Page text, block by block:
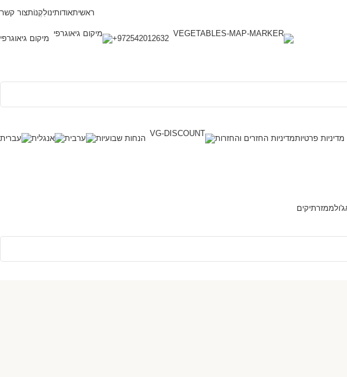
ראשיתאודותינולִקְנוֹתצור קשר
972542012632+ מיקום גיאוגרפי
מדיניות פרטיותמדיניות החזרים והחזרות הנחות שבועיות
ממזרתיקים